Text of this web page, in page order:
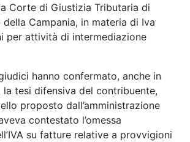
Corte di Giustizia Tributaria di
Campania, in materia di Iva
per attività di intermediazione
hanno confermato, anche in
la tesi difensiva del contribuente,
proposto dall’amministrazione
contestato l’omessa
su fatture relative a provvigioni